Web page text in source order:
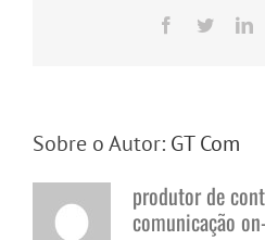
Facebook
Twitter
Sobre o Autor: GT Com
produtor de
comunicação